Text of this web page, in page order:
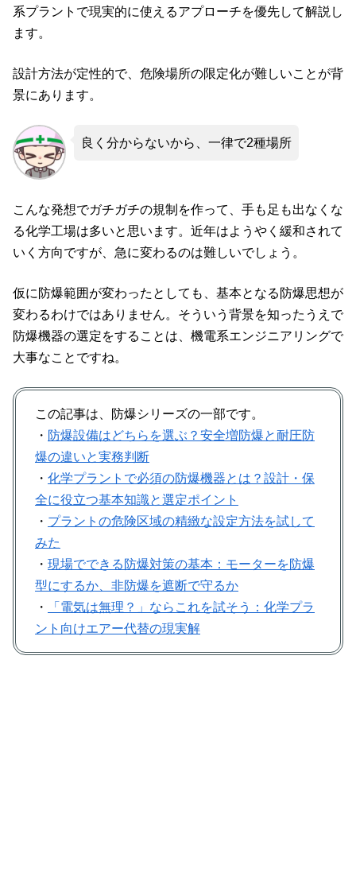
系プラントで現実的に使えるアプローチを優先して解説し
ます。
設計方法が定性的で、危険場所の限定化が難しいことが背
景にあります。
良く分からないから、一律で2種場所
こんな発想でガチガチの規制を作って、手も足も出なくな
る化学工場は多いと思います。近年はようやく緩和されて
いく方向ですが、急に変わるのは難しいでしょう。
仮に防爆範囲が変わったとしても、基本となる防爆思想が
変わるわけではありません。そういう背景を知ったうえで
防爆機器の選定をすることは、機電系エンジニアリングで
大事なことですね。
この記事は、防爆シリーズの一部です。
・ 防爆設備はどちらを選ぶ？安全増防爆と耐圧防
爆の違いと実務判断
・ 化学プラントで必須の防爆機器とは？設計・保
全に役立つ基本知識と選定ポイント
・ プラントの危険区域の精緻な設定方法を試して
みた
・ 現場でできる防爆対策の基本：モーターを防爆
型にするか、非防爆を遮断で守るか
・
「電気は無理？」ならこれを試そう：化学プラ
ント向けエアー代替の現実解